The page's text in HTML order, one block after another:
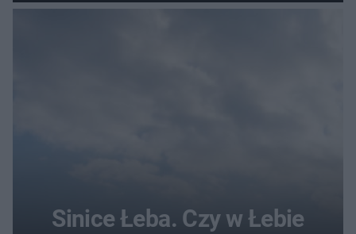
autostrady
Sinice Łeba. Czy w Łebie